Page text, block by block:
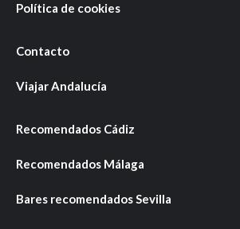
Política de cookies
Contacto
Viajar Andalucía
Recomendados Cádiz
Recomendados Málaga
Bares recomendados Sevilla